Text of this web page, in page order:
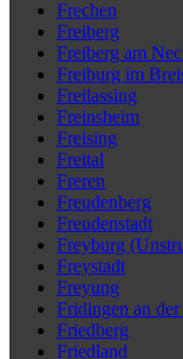
Frechen
Freiberg
Freiberg am
Freiburg im
Freilassing
Freinsheim
Freising
Freital
Freren
Freudenberg
Freudenstadt
Freyburg
Freystadt
Freyung
Fridingen an
Friedberg
Friedland